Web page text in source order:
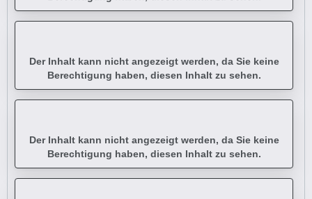
Der Inhalt kann nicht angezeigt werden, da Sie keine
Berechtigung haben, diesen Inhalt zu sehen.
Der Inhalt kann nicht angezeigt werden, da Sie keine
Berechtigung haben, diesen Inhalt zu sehen.